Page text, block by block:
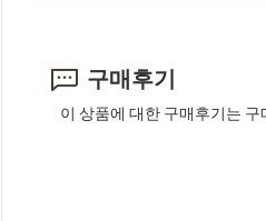
구매후기
이 상품에 대한 구매후기는 구